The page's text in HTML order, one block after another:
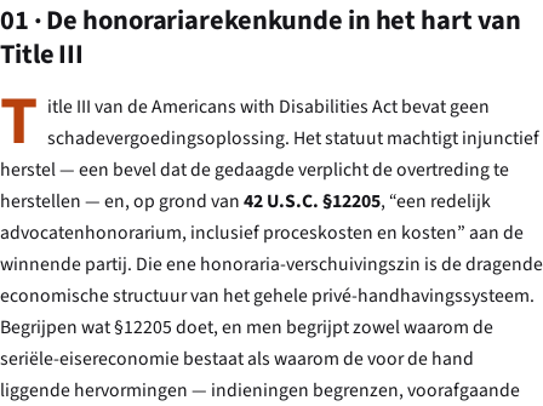
01 · De honorariarekenkunde in het hart van
Title III
T itle III van de Americans with Disabilities Act bevat geen
schadevergoedingsoplossing. Het statuut machtigt injunctief
herstel — een bevel dat de gedaagde verplicht de overtreding te
herstellen — en, op grond van42 U.S.C. §12205, “een redelijk
advocatenhonorarium, inclusief proceskosten en kosten” aan de
winnende partij. Die ene honoraria-verschuivingszin is de dragende
economische structuur van het gehele privé-handhavingssysteem.
Begrijpen wat §12205 doet, en men begrijpt zowel waarom de
seriële-eisereconomie bestaat als waarom de voor de hand
liggende hervormingen — indieningen begrenzen, voorafgaande